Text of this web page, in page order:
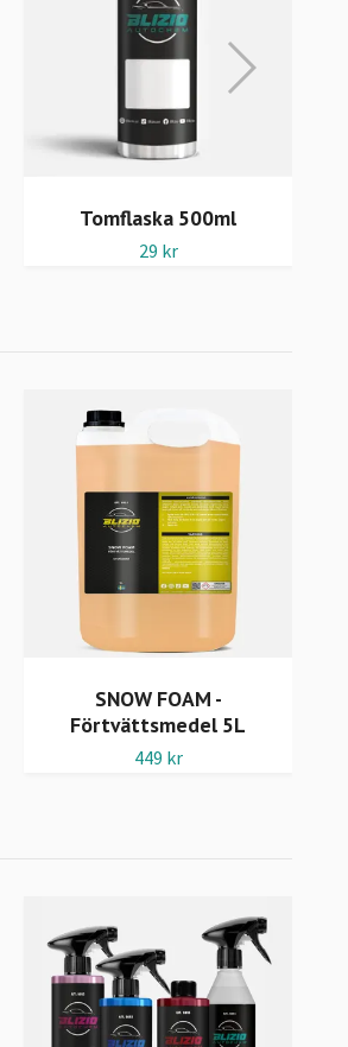
Tomflaska 500ml
29 kr
SNOW FOAM -
Förtvättsmedel 5L
449 kr